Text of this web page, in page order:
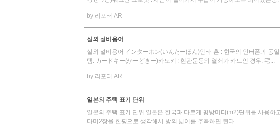
by 리포터 AR
실외 설비용어
실외 설비용어 インターホン(いんたーほん)인타-혼 : 한국의 인터폰과 동
템. カードキー(かーどきー)카도키 : 현관문등의 열쇠가 카드인 경우. 宅...
by 리포터 AR
일본의 주택 표기 단위
일본의 주택 표기 단위 일본은 한국과 다르게 평방미터(m2)단위를 사용
다미2장을 한평으로 생각해서 방의 넓이를 추측하면 된다....